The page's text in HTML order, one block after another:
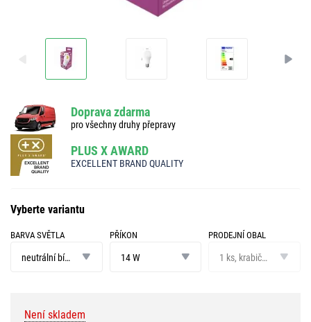
Doprava zdarma
pro všechny druhy přepravy
PLUS X AWARD
EXCELLENT BRAND QUALITY
Vyberte variantu
BARVA SVĚTLA
světla
neutrální bílá
PŘÍKON
14 W
PRODEJNÍ OBAL
obal
1 ks, krabička
Není skladem